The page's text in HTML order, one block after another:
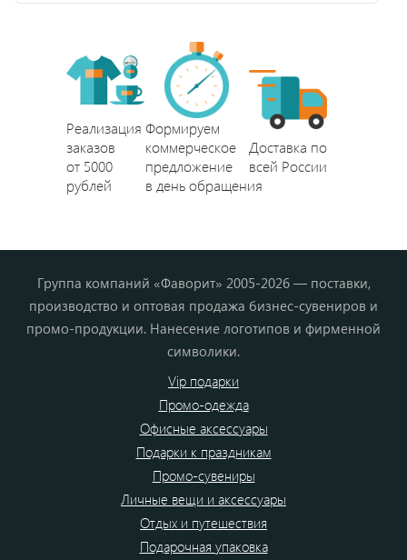
Реализация
заказов
от 5000
рублей
Формируем
коммерческое
предложение
в день обращения
Доставка по
всей России
Группа компаний «Фаворит» 2005-2026 — поставки,
производство и оптовая продажа бизнес-сувениров и
промо-продукции. Нанесение логотипов и фирменной
символики.
Vip подарки
Промо-одежда
Офисные аксессуары
Подарки к праздникам
Промо-сувениры
Личные вещи и аксессуары
Отдых и путешествия
Подарочная упаковка